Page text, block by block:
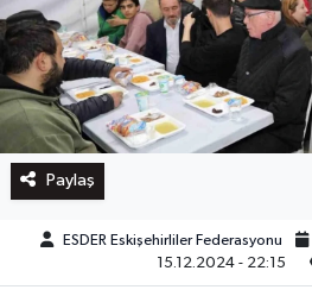
Paylaş
ESDER Eskişehirliler Federasyonu
15.12.2024 - 22:15